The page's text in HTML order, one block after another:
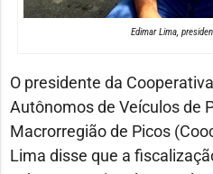
Edimar Lima,
O presidente da
Autônomos de Veículos de
Macrorregião de Picos
Lima disse que a